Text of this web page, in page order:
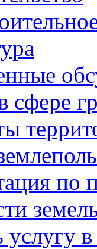
сфере
по
в